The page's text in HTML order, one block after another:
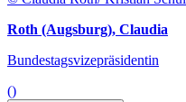
Roth (Augsburg), Claudia
Bundestagsvizepräsidentin
()